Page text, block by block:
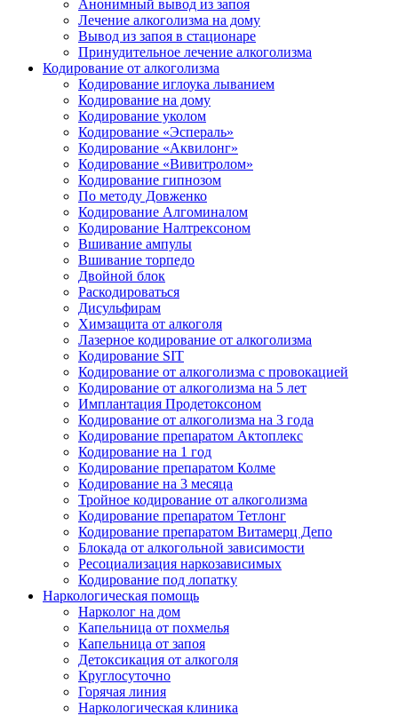
Анонимный вывод из запоя
Лечение алкоголизма на дому
Вывод из запоя в стационаре
Принудительное лечение алкоголизма
Кодирование от алкоголизма
Кодирование иглоука лыванием
Кодирование на дому
Кодирование уколом
Кодирование «Эспераль»
Кодирование «Аквилонг»
Кодирование «Вивитролом»
Кодирование гипнозом
По методу Довженко
Кодирование Алгоминалом
Кодирование Налтрексоном
Вшивание ампулы
Вшивание торпедо
Двойной блок
Раскодироваться
Дисульфирам
Химзащита от алкоголя
Лазерное кодирование от алкоголизма
Кодирование SIT
Кодирование от алкоголизма с провокацией
Кодирование от алкоголизма на 5 лет
Имплантация Продетоксоном
Кодирование от алкоголизма на 3 года
Кодирование препаратом Актоплекс
Кодирование на 1 год
Кодирование препаратом Колме
Кодирование на 3 месяца
Тройное кодирование от алкоголизма
Кодирование препаратом Тетлонг
Кодирование препаратом Витамерц Депо
Блокада от алкогольной зависимости
Ресоциализация наркозависимых
Кодирование под лопатку
Наркологическая помощь
Нарколог на дом
Капельница от похмелья
Капельница от запоя
Детоксикация от алкоголя
Круглосуточно
Горячая линия
Наркологическая клиника